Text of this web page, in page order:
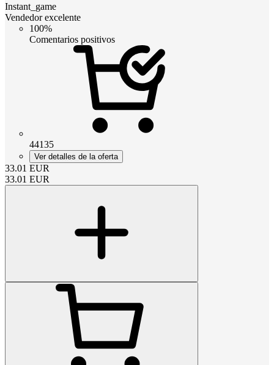
Instant_game
Vendedor excelente
100%
Comentarios positivos
44135
Ver detalles de la oferta
33.01 EUR
33.01 EUR